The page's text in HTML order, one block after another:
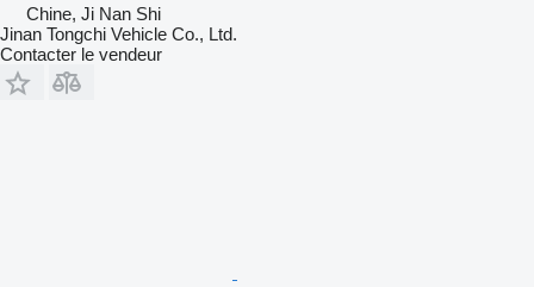
Chine, Ji Nan Shi
Jinan Tongchi Vehicle Co., Ltd.
Contacter le vendeur